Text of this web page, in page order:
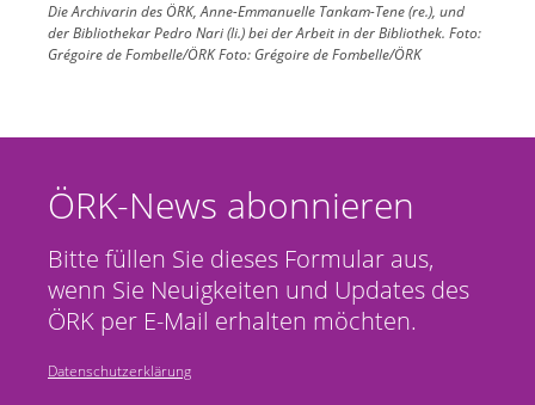
Die Archivarin des ÖRK, Anne-Emmanuelle Tankam-Tene (re.), und
der Bibliothekar Pedro Nari (li.) bei der Arbeit in der Bibliothek. Foto:
Grégoire de Fombelle/ÖRKFoto: Grégoire de Fombelle/ÖRK
ÖRK-News abonnieren
Bitte füllen Sie dieses Formular aus,
wenn Sie Neuigkeiten und Updates des
ÖRK per E-Mail erhalten möchten.
Datenschutzerklärung